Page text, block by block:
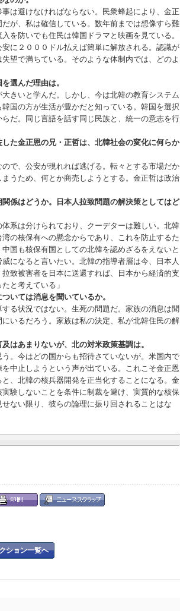
は避けなければならない。民衆蜂起により、金正
が、私は確信している。数年前までは想像すら難
を防いでも住民は韓国ドラマと映画を見ている。
に２０００ドル払えば簡単に解放される。認識が
望で満ちている。そのような体制内では、どのよ
選んだ理由は。
きいと学んだ。しかし、今は北韓の教育システム
国の方が生活が豊かだと知っている。韓国を選択
だ。同じ言語を話す同じ民族と、統一の意志を行
た金正恩の兄・正哲は、北韓社会の変化に何らか
で、公安が現れれば逃げる。転々とする市場だか
うため、何とか商売しようとする。金正哲は政治
係はどうか。日本人拉致問題の解決策としてはど
系は分けられており、クーデターは難しい。北韓
の核保有への懸念からであり、これを防止するた
国も核保有国としての北韓を認めざるをえないと
になると言いたい。北韓の指導者層は今、日本人
致被害者を日本に送還すれば、日本から経済的支
と考えている」
いては消息を聞いているか。
る状況ではない。生死の問題だ。家族の消息は聞
いるだろう。家族は私の決定、私が北韓住民の解
あまりないが、北の対米政策基調は。
。今はどの国からも招待さていないが。米国内で
中止しようという声が出ている。これこそ金正恩
、北韓の核兵器開発を正当化することになる。金
験しないことを条件に制裁を避け、実質的な核保
ない限り、彼らの論理に振り回されることはな
ション一覧へ